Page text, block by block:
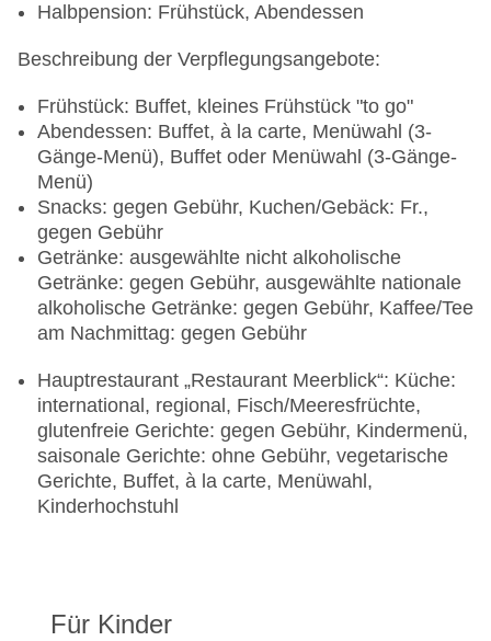
Halbpension: Frühstück, Abendessen
Beschreibung der Verpflegungsangebote:
Frühstück: Buffet, kleines Frühstück "to go"
Abendessen: Buffet, à la carte, Menüwahl (3-
Gänge-Menü), Buffet oder Menüwahl (3-Gänge-
Menü)
Snacks: gegen Gebühr, Kuchen/Gebäck: Fr.,
gegen Gebühr
Getränke: ausgewählte nicht alkoholische
Getränke: gegen Gebühr, ausgewählte nationale
alkoholische Getränke: gegen Gebühr, Kaffee/Tee
am Nachmittag: gegen Gebühr
Hauptrestaurant „Restaurant Meerblick“: Küche:
international, regional, Fisch/Meeresfrüchte,
glutenfreie Gerichte: gegen Gebühr, Kindermenü,
saisonale Gerichte: ohne Gebühr, vegetarische
Gerichte, Buffet, à la carte, Menüwahl,
Kinderhochstuhl
Für Kinder